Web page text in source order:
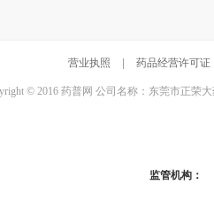
营业执照 药品经营许可证
© 2016 药普网 公司名称：东莞市正荣
监管机构：